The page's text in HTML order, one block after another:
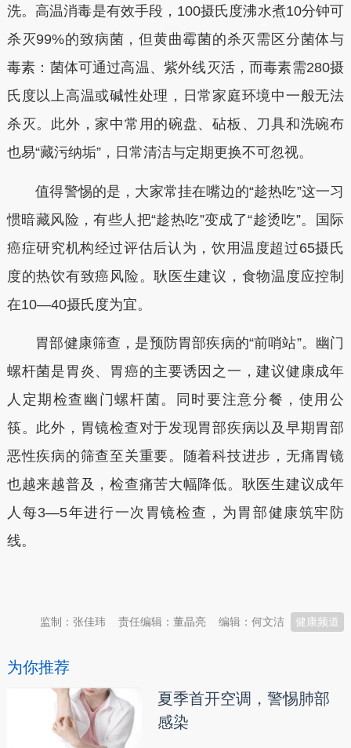
洗。高温消毒是有效手段，100摄氏度沸水煮10分钟可
杀灭99%的致病菌，但黄曲霉菌的杀灭需区分菌体与
毒素：菌体可通过高温、紫外线灭活，而毒素需280摄
氏度以上高温或碱性处理，日常家庭环境中一般无法
杀灭。此外，家中常用的碗盘、砧板、刀具和洗碗布
也易“藏污纳垢”，日常清洁与定期更换不可忽视。
值得警惕的是，大家常挂在嘴边的“趁热吃”这一习
惯暗藏风险，有些人把“趁热吃”变成了“趁烫吃”。国际
癌症研究机构经过评估后认为，饮用温度超过65摄氏
度的热饮有致癌风险。耿医生建议，食物温度应控制
在10—40摄氏度为宜。
胃部健康筛查，是预防胃部疾病的“前哨站”。幽门
螺杆菌是胃炎、胃癌的主要诱因之一，建议健康成年
人定期检查幽门螺杆菌。同时要注意分餐，使用公
筷。此外，胃镜检查对于发现胃部疾病以及早期胃部
恶性疾病的筛查至关重要。随着科技进步，无痛胃镜
也越来越普及，检查痛苦大幅降低。耿医生建议成年
人每3—5年进行一次胃镜检查，为胃部健康筑牢防
线。
健康频道
编辑：何文洁
责任编辑：董晶亮
监制：张佳玮
为你推荐
夏季首开空调，警惕肺部
感染